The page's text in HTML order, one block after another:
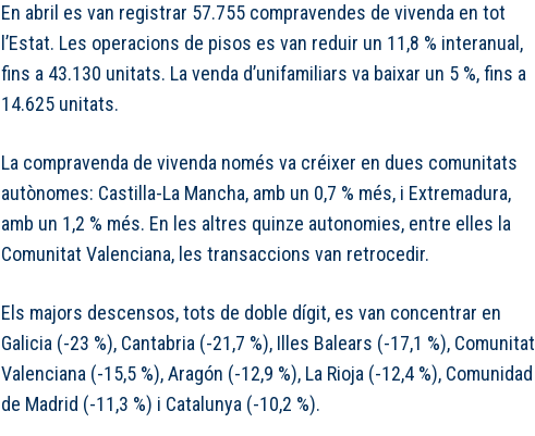
En abril es van registrar 57.755 compravendes de vivenda en tot
l’Estat. Les operacions de pisos es van reduir un 11,8 % interanual,
fins a 43.130 unitats. La venda d’unifamiliars va baixar un 5 %, fins a
14.625 unitats.
La compravenda de vivenda només va créixer en dues comunitats
autònomes: Castilla-La Mancha, amb un 0,7 % més, i Extremadura,
amb un 1,2 % més. En les altres quinze autonomies, entre elles la
Comunitat Valenciana, les transaccions van retrocedir.
Els majors descensos, tots de doble dígit, es van concentrar en
Galicia (-23 %), Cantabria (-21,7 %), Illes Balears (-17,1 %), Comunitat
Valenciana (-15,5 %), Aragón (-12,9 %), La Rioja (-12,4 %), Comunidad
de Madrid (-11,3 %) i Catalunya (-10,2 %).